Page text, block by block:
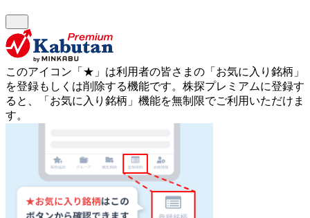
このアイコン 「★」 は利用者の皆さまの 「お気に入り銘柄」
を登録もしくは削除する機能です。 株探プレミアムに登録す
ると、「お気に入り銘柄」機能を無制限でご利用いただけま
す。